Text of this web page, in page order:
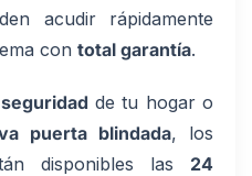
acudir rápidamente
con total garantía.
de tu hogar o
puerta blindada, los
disponibles las 24